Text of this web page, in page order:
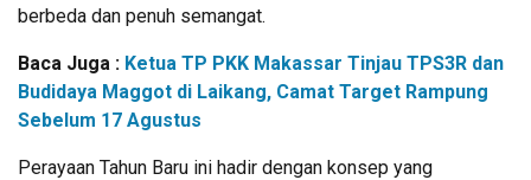
berbeda dan penuh semangat.
Baca Juga : Ketua TP PKK Makassar Tinjau TPS3R dan
Budidaya Maggot di Laikang, Camat Target Rampung
Sebelum 17 Agustus
Perayaan Tahun Baru ini hadir dengan konsep yang